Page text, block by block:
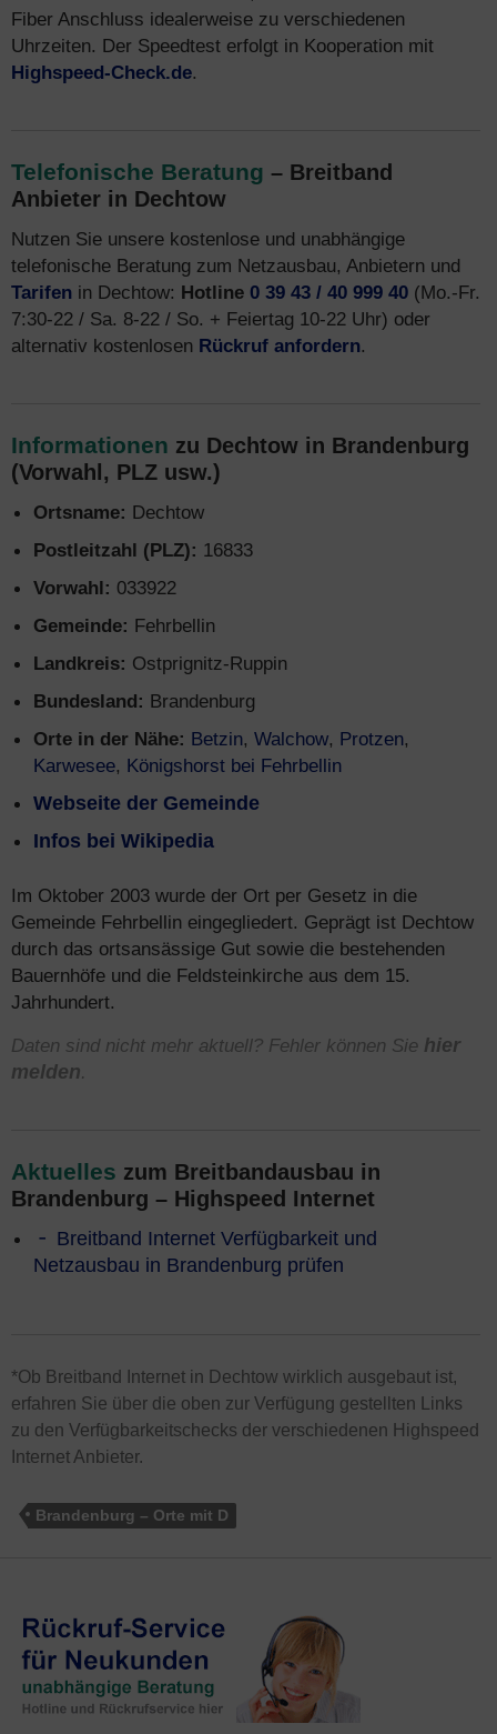
Fiber Anschluss idealerweise zu verschiedenen
Uhrzeiten. Der Speedtest erfolgt in Kooperation mit
Highspeed-Check.de.
Telefonische Beratung – Breitband
Anbieter in Dechtow
Nutzen Sie unsere kostenlose und unabhängige
telefonische Beratung zum Netzausbau, Anbietern und
Tarifen in Dechtow: Hotline 0 39 43 / 40 999 40 (Mo.-Fr.
7:30-22 / Sa. 8-22 / So. + Feiertag 10-22 Uhr) oder
alternativ kostenlosen Rückruf anfordern.
Informationen zu Dechtow in Brandenburg
(Vorwahl, PLZ usw.)
Ortsname: Dechtow
Postleitzahl (PLZ): 16833
Vorwahl: 033922
Gemeinde: Fehrbellin
Landkreis: Ostprignitz-Ruppin
Bundesland: Brandenburg
Orte in der Nähe: Betzin, Walchow, Protzen,
Karwesee, Königshorst bei Fehrbellin
Webseite der Gemeinde
Infos bei Wikipedia
Im Oktober 2003 wurde der Ort per Gesetz in die
Gemeinde Fehrbellin eingegliedert. Geprägt ist Dechtow
durch das ortsansässige Gut sowie die bestehenden
Bauernhöfe und die Feldsteinkirche aus dem 15.
Jahrhundert.
Daten sind nicht mehr aktuell? Fehler können Sie hier
melden.
Aktuelles zum Breitbandausbau in
Brandenburg – Highspeed Internet
Breitband Internet Verfügbarkeit und
Netzausbau in Brandenburg prüfen
*Ob Breitband Internet in Dechtow wirklich ausgebaut ist,
erfahren Sie über die oben zur Verfügung gestellten Links
zu den Verfügbarkeitschecks der verschiedenen Highspeed
Internet Anbieter.
Brandenburg – Orte mit D